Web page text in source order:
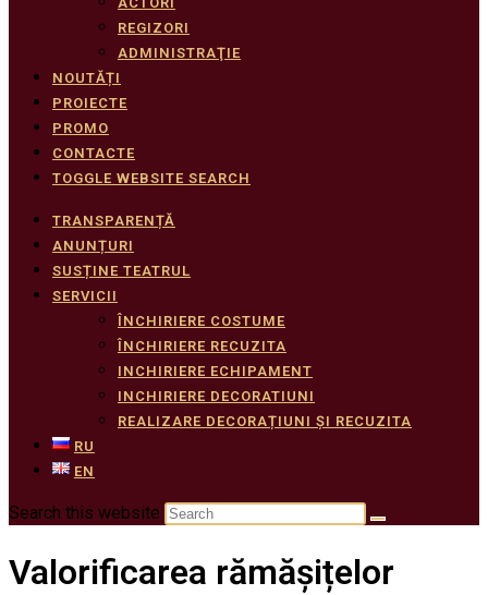
REGIZORI
ADMINISTRAŢIE
NOUTĂȚI
PROIECTE
PROMO
CONTACTE
TOGGLE WEBSITE SEARCH
TRANSPARENȚĂ
ANUNȚURI
SUSȚINE TEATRUL
SERVICII
ÎNCHIRIERE COSTUME
ÎNCHIRIERE RECUZITA
INCHIRIERE ECHIPAMENT
INCHIRIERE DECORATIUNI
REALIZARE DECORAȚIUNI ȘI RECUZITA
RU
EN
Search this website
Valorificarea rămășițelor